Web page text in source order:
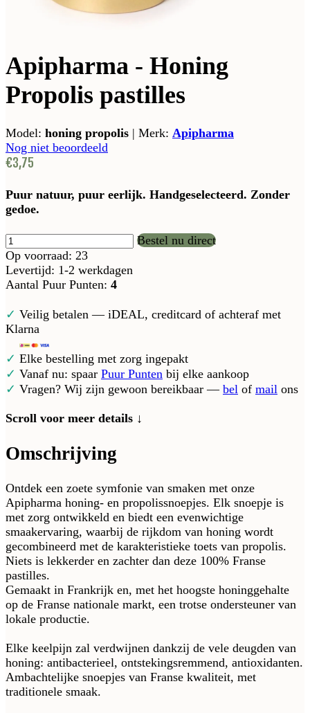
Apipharma - Honing
Propolis pastilles
Model: honing propolis | Merk: Apipharma
Nog niet beoordeeld
€3,75
Puur natuur, puur eerlijk. Handgeselecteerd. Zonder
gedoe.
Bestel nu direct
Op voorraad: 23
Levertijd: 1-2 werkdagen
Aantal Puur Punten: 4
✓ Veilig betalen — iDEAL, creditcard of achteraf met
Klarna
✓ Elke bestelling met zorg ingepakt
✓ Vanaf nu: spaar Puur Punten bij elke aankoop
✓ Vragen? Wij zijn gewoon bereikbaar — bel of mail ons
Scroll voor meer details ↓
Omschrijving
Ontdek een zoete symfonie van smaken met onze
Apipharma honing- en propolissnoepjes. Elk snoepje is
met zorg ontwikkeld en biedt een evenwichtige
smaakervaring, waarbij de rijkdom van honing wordt
gecombineerd met de karakteristieke toets van propolis.
Niets is lekkerder en zachter dan deze 100% Franse
pastilles.
Gemaakt in Frankrijk en, met het hoogste honinggehalte
op de Franse nationale markt, een trotse ondersteuner van
lokale productie.
Elke keelpijn zal verdwijnen dankzij de vele deugden van
honing: antibacterieel, ontstekingsremmend, antioxidanten.
Ambachtelijke snoepjes van Franse kwaliteit, met
traditionele smaak.